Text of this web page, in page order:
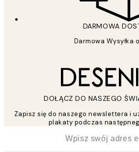
DARMOWA
Darmowa Wysyłka
DOŁĄCZ DO NASZEGO
Zapisz się do naszego newslettera i
plakaty podczas